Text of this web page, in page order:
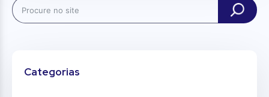
Search
Categorias